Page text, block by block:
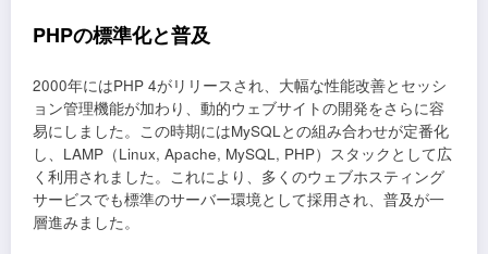
PHPの標準化と普及
2000年にはPHP 4がリリースされ、大幅な性能改善とセッシ
ョン管理機能が加わり、動的ウェブサイトの開発をさらに容
易にしました。この時期にはMySQLとの組み合わせが定番化
し、LAMP（Linux, Apache, MySQL, PHP）スタックとして広
く利用されました。これにより、多くのウェブホスティング
サービスでも標準のサーバー環境として採用され、普及が一
層進みました。